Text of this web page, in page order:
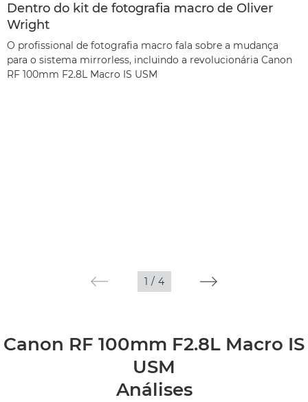
Dentro do kit de fotografia macro de Oliver
Wright
O profissional de fotografia macro fala sobre a mudança
para o sistema mirrorless, incluindo a revolucionária Canon
RF 100mm F2.8L Macro IS USM
1 / 4
Canon RF 100mm F2.8L Macro IS
USM
Análises